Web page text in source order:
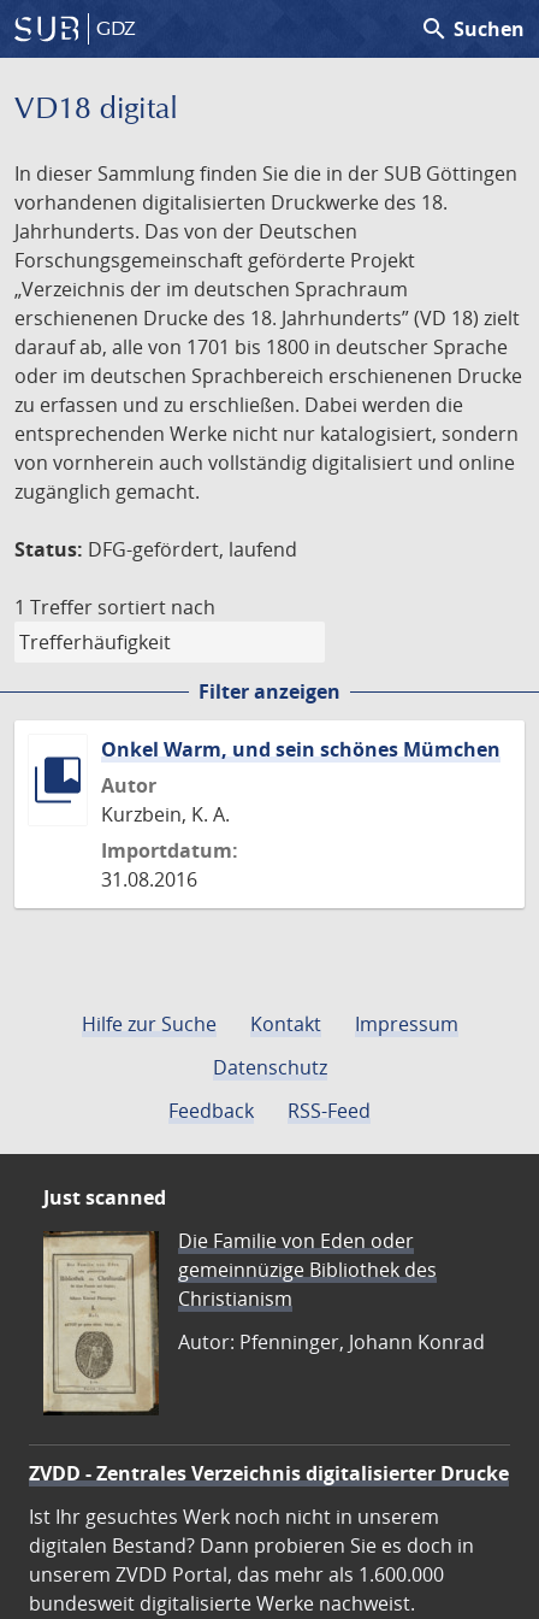
GDZ search Suchen
VD18 digital
In dieser Sammlung finden Sie die in der SUB Göttingen
vorhandenen digitalisierten Druckwerke des 18.
Jahrhunderts. Das von der Deutschen
Forschungsgemeinschaft geförderte Projekt
„Verzeichnis der im deutschen Sprachraum
erschienenen Drucke des 18. Jahrhunderts” (VD 18) zielt
darauf ab, alle von 1701 bis 1800 in deutscher Sprache
oder im deutschen Sprachbereich erschienenen Drucke
zu erfassen und zu erschließen. Dabei werden die
entsprechenden Werke nicht nur katalogisiert, sondern
von vornherein auch vollständig digitalisiert und online
zugänglich gemacht.
Status: DFG-gefördert, laufend
1 Treffer sortiert nach
Filter anzeigen
Onkel Warm, und sein schönes Mümchen
Autor
Kurzbein, K. A.
Importdatum:
31.08.2016
Hilfe zur Suche Kontakt
Impressum
Datenschutz
Feedback
RSS-Feed
Just scanned
Die Familie von Eden oder
gemeinnüzige Bibliothek des
Christianism
Autor: Pfenninger, Johann Konrad
ZVDD - Zentrales Verzeichnis digitalisierter Drucke
Ist Ihr gesuchtes Werk noch nicht in unserem
digitalen Bestand? Dann probieren Sie es doch in
unserem ZVDD Portal, das mehr als 1.600.000
bundesweit digitalisierte Werke nachweist.